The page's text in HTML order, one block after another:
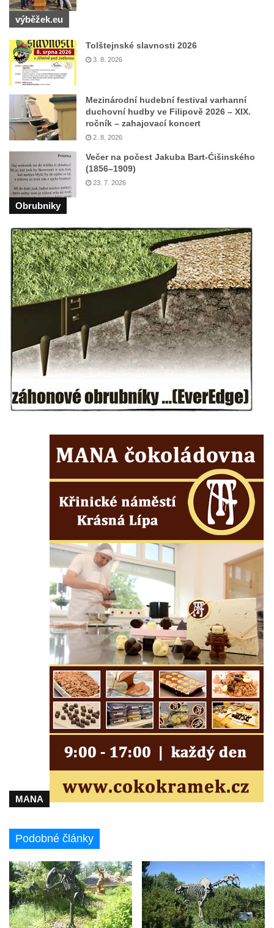
Sadech v Českých Budějovicích
Pražské třídě v Českých Budějovicích
Socha Civilizovaní na Husově třídě v
Českých Budějovicích
Socha svatého Jana Nepomuckého Na
Sadech u Mlýnské stoky v Českých
Budějovicích
Sochy brouků u Mlýnské stoky v Českých
Budějovicích
Socha svatého Vincence Ferrerského na
nádvoří kláštera dominikánů v Českých
Socha svatého Zachariáše na nádvoří
kláštera dominikánů v Českých
Budějovicích
Socha svatého Josefa na nádvoří kláštera
dominikánů v Českých Budějovicích
Socha svaté Anny na nádvoří kláštera
dominikánů v Českých Budějovicích
Socha svatého Dominika na nádvoří
kláštera dominikánů v Českých
Budějovicích
Sousoší Kalvárie před klášterem
Českých Budějovicích
Socha svatého Václava u pramene v
Semilech
Pamětní deska Tomáše Garrigue Masaryka
na radnici v Českých Budějovicích
Českých Budějovicích
Pamětní deska Josefa Hloucha na
biskupské rezidenci v Českých
Budějovicích
Socha žáby u rybníčku na Náměstí v
Kamenném Újezdě
Pamětní kámen družebních obcí Kamenný
Újezd a Krauchthal v parku na Náměstí v
Kamenném Újezdě
Socha na náměstí J. V. Kamarýta ve
Velešíně
Velešíně
vstupu do poutního místa Římov
Liberci
Pamětní deska Vojtěcha Kocmicha na
domě čp. 37 v ulici Betlém v Římově
Pomník na paměť zrušení roboty v Plavu
Socha vodníka v Plavu
Socha svatého Jana Nepomuckého v
výběžek.eu
Tolštejnské slavnosti 2026
3. 8. 2026
Mezinárodní hudební festival varhanní
duchovní hudby ve Filipově 2026 – XIX.
ročník – zahajovací koncert
2. 8. 2026
Večer na počest Jakuba Bart-Ćišinského
(1856–1909)
23. 7. 2026
Obrubniky
MANA
Podobné články